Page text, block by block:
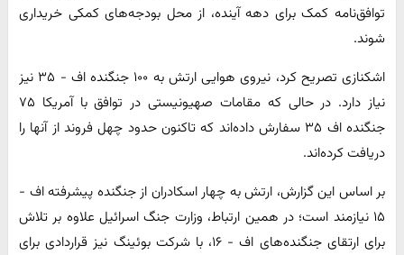
توافق‌نامه کمک برای دهه آینده، از محل بودجه‌های کمکی خریداری
شوند.
اشکنازی تصریح کرد، نیروی هوایی ارتش به ۱۰۰ جنگنده اف - ۳۵ نیز
نیاز دارد. در حالی که مقامات صهیونیستی در توافق با آمریکا ۷۵
جنگنده اف ۳۵ سفارش داده‌اند که تاکنون حدود چهل فروند از آنها را
دریافت کرده‌اند.
بر اساس این گزارش، ارتش به چهار اسکادران از جنگنده پیشرفته اف -
۱۵ نیازمند است؛ در همین ارتباط، وزارت جنگ اسرائیل علاوه بر تلاش
برای ارتقای جنگنده‌های اف - ۱۶، با شرکت بوئینگ نیز قراردادی برای